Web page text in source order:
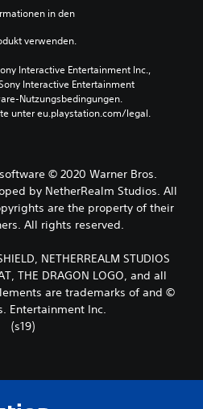
in den
verwenden.
Interactive Entertainment Inc.,
Interactive Entertainment
Nutzungsbedingungen.
unter eu.playstation.com/legal.
© 2020 Warner Bros.
by NetherRealm Studios. All
are the property of their
All rights reserved.
NETHERREALM STUDIOS
THE DRAGON LOGO, and all
are trademarks of and ©
Entertainment Inc.
(s19)